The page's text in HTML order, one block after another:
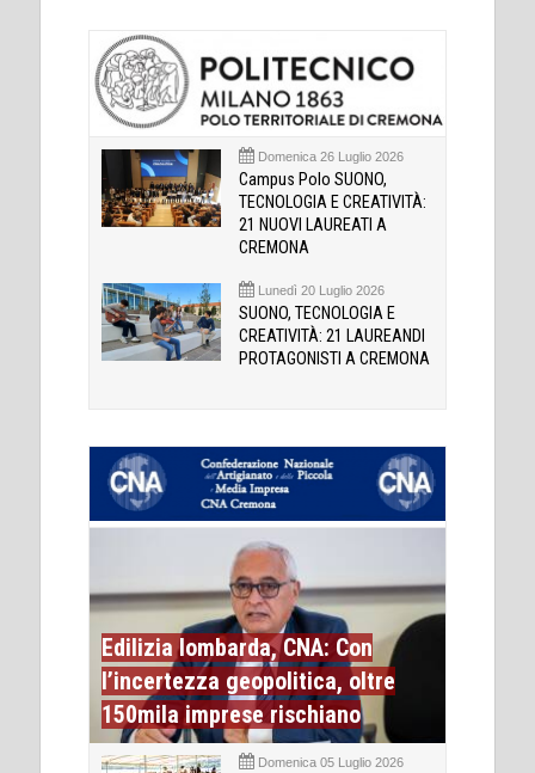
Domenica 26 Luglio 2026
Campus Polo SUONO,
TECNOLOGIA E CREATIVITÀ:
21 NUOVI LAUREATI A
CREMONA
Lunedì 20 Luglio 2026
SUONO, TECNOLOGIA E
CREATIVITÀ: 21 LAUREANDI
PROTAGONISTI A CREMONA
Edilizia lombarda, CNA: Con
l’incertezza geopolitica, oltre
150mila imprese rischiano
Domenica 05 Luglio 2026